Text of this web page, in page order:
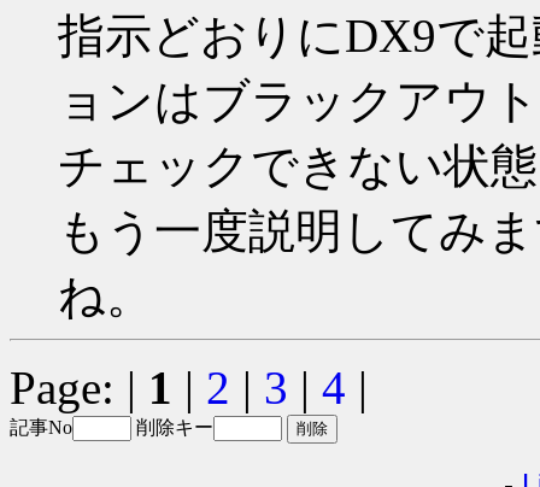
指示どおりにDX9で
ョンはブラックアウ
チェックできない状
もう一度説明してみ
ね。
Page: | 1 | 2 | 3 | 4 |
記事No 削除キー